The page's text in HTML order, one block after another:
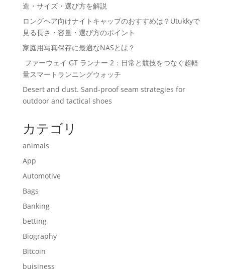
造・サイズ・選び方を解説
ロングヘア向けナイトキャップのおすすめは？Utukkyで
見る長さ・容量・選び方のポイント
家庭用写真保存に最適なNASとは？
ファーウェイ GT ランナー 2：日常と競技をつなぐ超軽
量スマートランニングウォッチ
Desert and dust. Sand-proof seam strategies for
outdoor and tactical shoes
カテゴリ
animals
App
Automotive
Bags
Banking
betting
Biography
Bitcoin
buisiness